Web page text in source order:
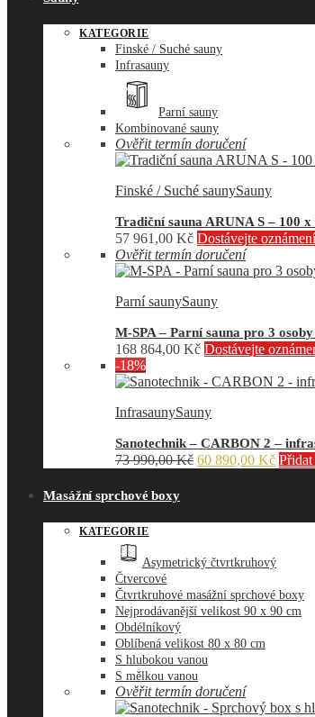
KATEGORIE
Finské / Suché sauny
Infrasauny
Parní sauny
Kombinované sauny
Ověřit termín doručení
Finské / Suché saunySauny
Tradiční sauna ARUNA S – 100
57 961,00 Kč Dostávejte
Ověřit termín doručení
Parní saunySauny
M-SPA – Parní sauna pro 3
168 864,00 Kč Dostávejte
-18%
InfrasaunySauny
Sanotechnik – CARBON 2 –
73 990,00Kč Původní
990,00 Kč.
60 890,00 Kč
Masážní sprchové boxy
KATEGORIE
Asymetrický čtvrtkruhový
Čtvercové
Čtvrtkruhové masážní sprchové boxy
Nejprodávanější velikost 90 x 90 cm
Obdélníkový
Oblíbená velikost 80 x 80 cm
S hlubokou vanou
S mělkou vanou
Ověřit termín doručení